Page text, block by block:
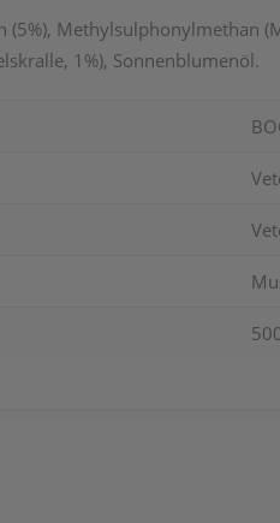
Methylsulphonylmethan
1%), Sonnenblumenöl.